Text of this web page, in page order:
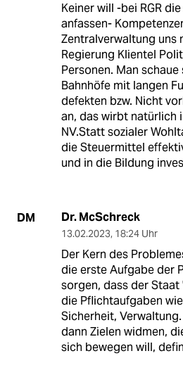
Keiner will -bei RGR
anfassen-
Zentralverwaltung uns
Regierung Klientel
Personen. Man
Bahnhöfe mit langen
defekten bzw. Nicht
an, das wirbt natürlich
NV.Statt sozialer
die Steuermittel
und in die Bildung
DM Dr. McSchreck
13.02.2023, 18:24 Uhr
Der Kern des
die erste Aufgabe der
sorgen, dass der
die Pflichtaufgaben
Sicherheit,
dann Zielen widmen,
sich bewegen will,